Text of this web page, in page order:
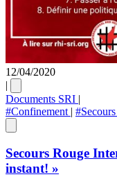
12/04/2020
|
Documents SRI |
#Confinement |
Secours Rouge
instant! »